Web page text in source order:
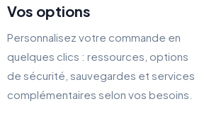
Vos options
Personnalisez votre commande en
quelques clics : ressources, options
de sécurité, sauvegardes et services
complémentaires selon vos besoins.